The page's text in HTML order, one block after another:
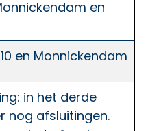
en
en Monnickendam
in het derde
nog afsluitingen.